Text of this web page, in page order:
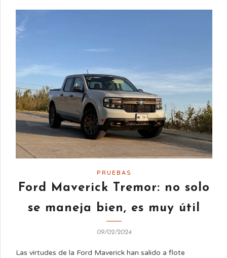
PRUEBAS
Ford Maverick Tremor: no solo
se maneja bien, es muy útil
09/02/2024
Las virtudes de la Ford Maverick han salido a flote